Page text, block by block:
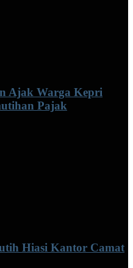
Ajak Warga Kepri
Pajak
Hiasi Kantor Camat